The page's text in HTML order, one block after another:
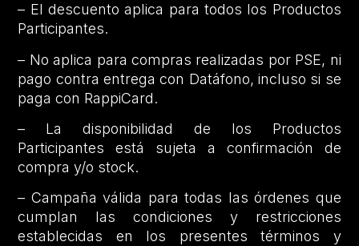
– El descuento aplica para todos los Productos
Participantes.
– No aplica para compras realizadas por PSE, ni
pago contra entrega con Datáfono, incluso si se
paga con RappiCard.
– La disponibilidad de los Productos
Participantes está sujeta a confirmación de
compra y/o stock.
– Campaña válida para todas las órdenes que
cumplan las condiciones y restricciones
establecidas en los presentes términos y